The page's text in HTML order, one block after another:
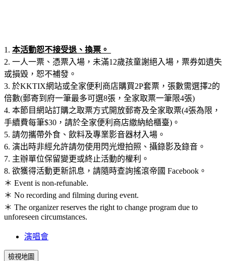
1. 本活動恕不接受退、換票。
2. 一人一票、憑票入場，未滿12歲孩童謝絕入場，票券如遺失
或損毀，恕不補發。
3. 於KKTIX網站或全家便利商店購買2P套票，張數需選擇2的
倍數(郵寄到府一筆最多可選8張，全家取票一筆限4張)
4. 本節目網站訂購之取票方式開放郵寄及全家取票(4張為限，
手續費每筆$30，請於全家便利商店繳納給櫃臺)。
5. 請勿攜帶外食、飲料及專業影音器材入場。
6. 演出時非經允許請勿使用閃光燈拍照、攝錄影及錄音。
7. 主辦單位保留變更或終止活動的權利。
8. 欲獲得活動更新訊息，請隨時查詢搖滾帝國 Facebook。
＊ Event is non-refunable.
＊ No recording and filming during event.
＊ The organizer reserves the right to change program due to
unforeseen circumstances.
演唱會
檢視地圖